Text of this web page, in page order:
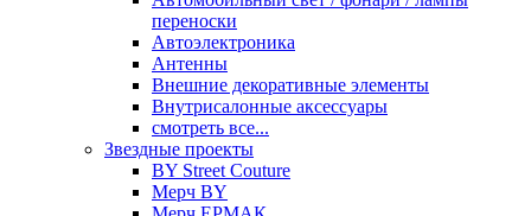
переноски
Автоэлектроника
Антенны
Внешние декоративные элементы
Внутрисалонные аксессуары
смотреть все...
Звездные проекты
BY Street Couture
Мерч BY